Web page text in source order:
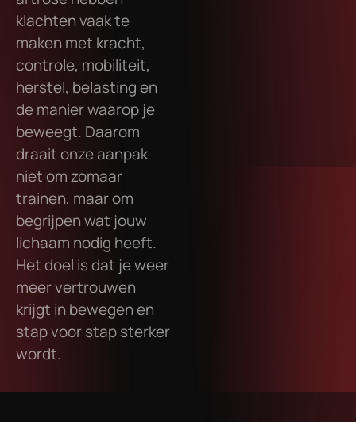
klachten vaak te
maken met kracht,
controle, mobiliteit,
herstel, belasting en
de manier waarop je
beweegt. Daarom
draait onze aanpak
niet om zomaar
trainen, maar om
begrijpen wat jouw
lichaam nodig heeft.
Het doel is dat je weer
meer vertrouwen
krijgt in bewegen en
stap voor stap sterker
wordt.